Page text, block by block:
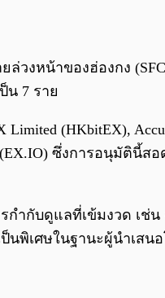
งหน้าของฮ่องกง
น 7 ราย
(HKbitEX),
(EX.IO) ซึ่งการอนุมั
กับดูแลที่เข้มงวด เช่น
นพิเศษในฐานะผู้นำเส